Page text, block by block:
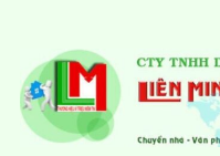
content